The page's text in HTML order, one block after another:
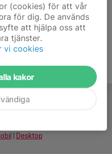
Desktop
(cookies) för att vår
för dig. De används
att hjälpa oss att
tjänster.
vi cookies
kakor